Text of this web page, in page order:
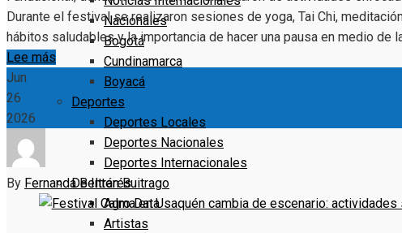
Nacionales
Bogotá
Cundinamarca
Boyacá
Deportes
Deportes Locales
Deportes Nacionales
Deportes Internacionales
De Interés
Agro Data
Artistas
Durante el festival se realizaron sesiones de yoga, Tai Chi,
hábitos saludables y la importancia de hacer una pausa en medio de
Lee más
Jun
26
2026
By Fernanda Beltrán Buitrago